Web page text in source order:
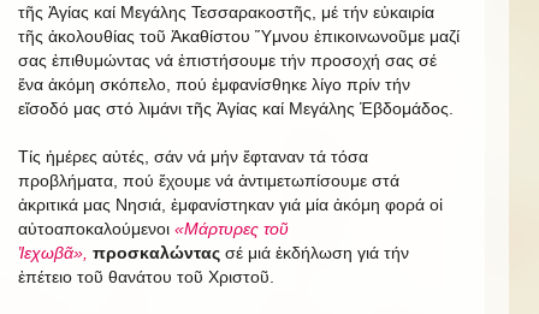
τῆς Ἁγίας καί Μεγάλης Τεσσαρακοστῆς, μέ τήν εὐκαιρία
τῆς ἀκολουθίας τοῦ Ἀκαθίστου Ὕμνου ἐπικοινωνοῦμε μαζί
σας ἐπιθυμώντας νά ἐπιστήσουμε τήν προσοχή σας σέ
ἕνα ἀκόμη σκόπελο, πού ἐμφανίσθηκε λίγο πρίν τήν
εἴσοδό μας στό λιμάνι τῆς Ἁγίας καί Μεγάλης Ἑβδομάδος.
Τίς ἡμέρες αὐτές, σάν νά μήν ἔφταναν τά τόσα
προβλήματα, πού ἔχουμε νά ἀντιμετωπίσουμε στά
ἀκριτικά μας Νησιά, ἐμφανίστηκαν γιά μία ἀκόμη φορά οἱ
αὐτοαποκαλούμενοι «Μάρτυρες τοῦ
Ἰεχωβᾶ», προσκαλώντας σέ μιά ἐκδήλωση γιά τήν
ἐπέτειο τοῦ θανάτου τοῦ Χριστοῦ.